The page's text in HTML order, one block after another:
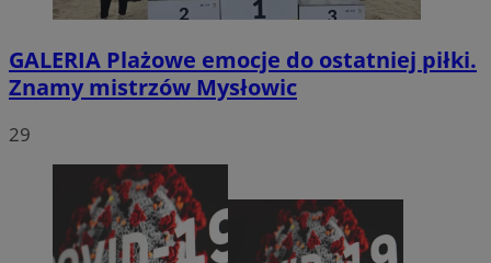
GALERIA Plażowe emocje do ostatniej piłki.
Znamy mistrzów Mysłowic
29